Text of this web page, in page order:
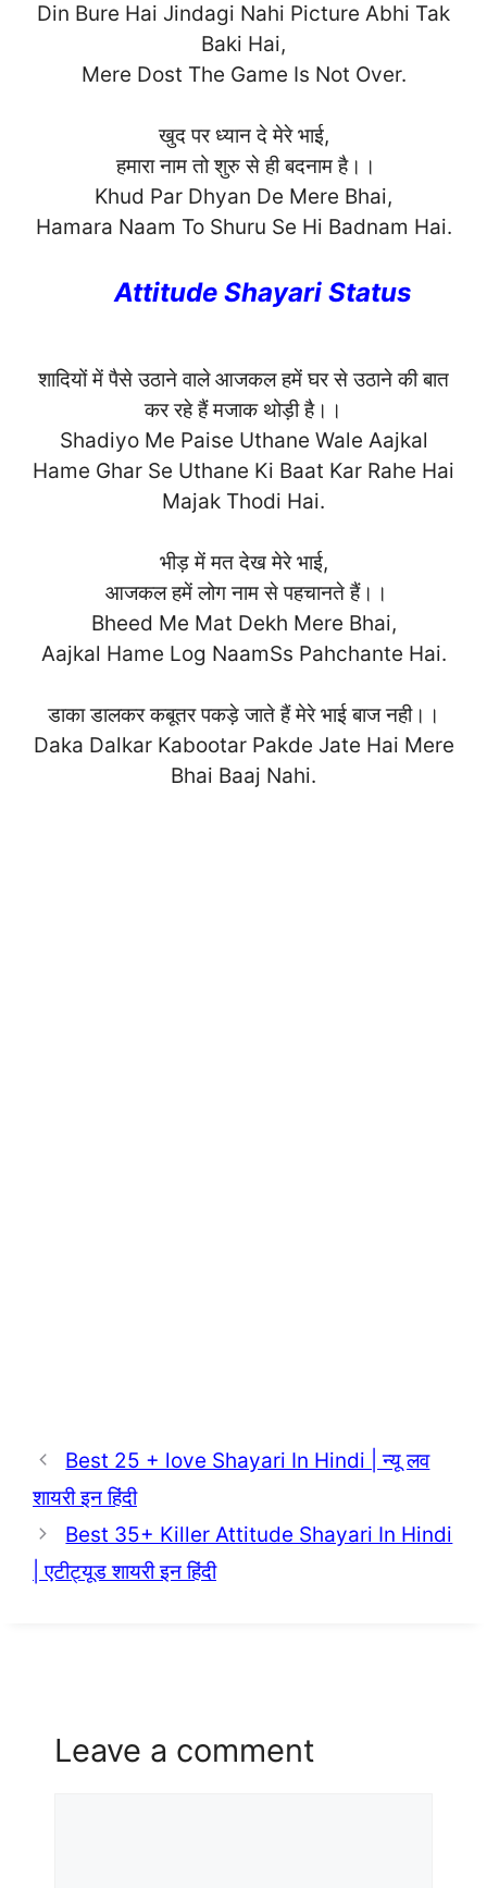
Din Bure Hai Jindagi Nahi Picture Abhi Tak
Baki Hai,
Mere Dost The Game Is Not Over.
खुद पर ध्यान दे मेरे भाई,
हमारा नाम तो शुरु से ही बदनाम है।।
Khud Par Dhyan De Mere Bhai,
Hamara Naam To Shuru Se Hi Badnam Hai.
Attitude Shayari Status
शादियों में पैसे उठाने वाले आजकल हमें घर से उठाने की बात
कर रहे हैं मजाक थोड़ी है।।
Shadiyo Me Paise Uthane Wale Aajkal
Hame Ghar Se Uthane Ki Baat Kar Rahe Hai
Majak Thodi Hai.
भीड़ में मत देख मेरे भाई,
आजकल हमें लोग नाम से पहचानते हैं।।
Bheed Me Mat Dekh Mere Bhai,
Aajkal Hame Log NaamSs Pahchante Hai.
डाका डालकर कबूतर पकड़े जाते हैं मेरे भाई बाज नही।।
Daka Dalkar Kabootar Pakde Jate Hai Mere
Bhai Baaj Nahi.
Best 25 + love Shayari In Hindi | न्यू लव
शायरी इन हिंदी
Best 35+ Killer Attitude Shayari In Hindi
| एटीट्यूड शायरी इन हिंदी
Leave a comment